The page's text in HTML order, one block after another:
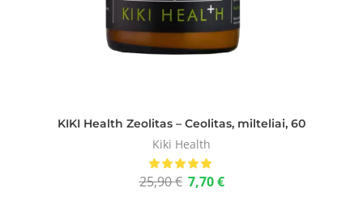
KIKI Health Zeolitas – Ceolitas, milteliai, 60
Kiki Health
25,90€ 7,70€